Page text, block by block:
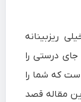
ریزبینانه
جای درستی را
که شما را
مقاله قصد